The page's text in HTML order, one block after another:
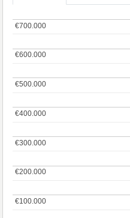
€100.000
€100.000
€200.000
€200.000
€300.000
€300.000
€400.000
€400.000
€500.000
€500.000
€600.000
€600.000
€700.000
€700.000